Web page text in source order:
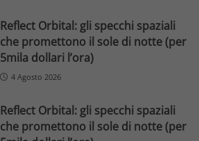
Reflect Orbital: gli specchi spaziali
che promettono il sole di notte (per
5mila dollari l’ora)
4 Agosto 2026
Reflect Orbital: gli specchi spaziali
che promettono il sole di notte (per